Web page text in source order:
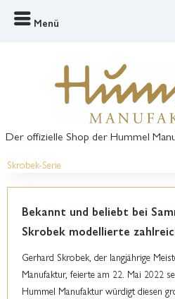
Menü
Der offizielle Shop der Hummel
Skrobek-Serie
Bekannt und beliebt bei
Skrobek modellierte
Gerhard Skrobek, der langjährige
Manufaktur, feierte am 22. Mai 2022
Hummel Manufaktur würdigt diesen